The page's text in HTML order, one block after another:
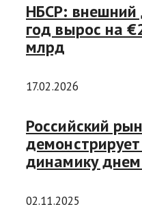
НБСР: внешний
год вырос на
млрд
17.02.2026
Российский
динамику днем
02.11.2025